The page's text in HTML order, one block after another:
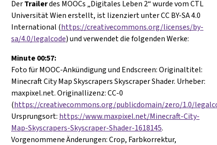
DerTrailerdes MOOCs „Digitales Leben 2“ wurde vom CTL
Universität Wien erstellt, ist lizenziert unter CC BY-SA 4.0
International (https://creativecommons.org/licenses/by-
sa/4.0/legalcode) und verwendet die folgenden Werke:
Minute 00:57:
Foto für MOOC-Ankündigung und Endscreen: Originaltitel:
Minecraft City Map Skyscrapers Skyscraper Shader. Urheber:
maxpixel.net. Originallizenz: CC-0
(https://creativecommons.org/publicdomain/zero/1.0/
Ursprungsort: https://www.maxpixel.net/Minecraft-City-
Map-Skyscrapers-Skyscraper-Shader-1618145.
Vorgenommene Änderungen: Crop, Farbkorrektur,